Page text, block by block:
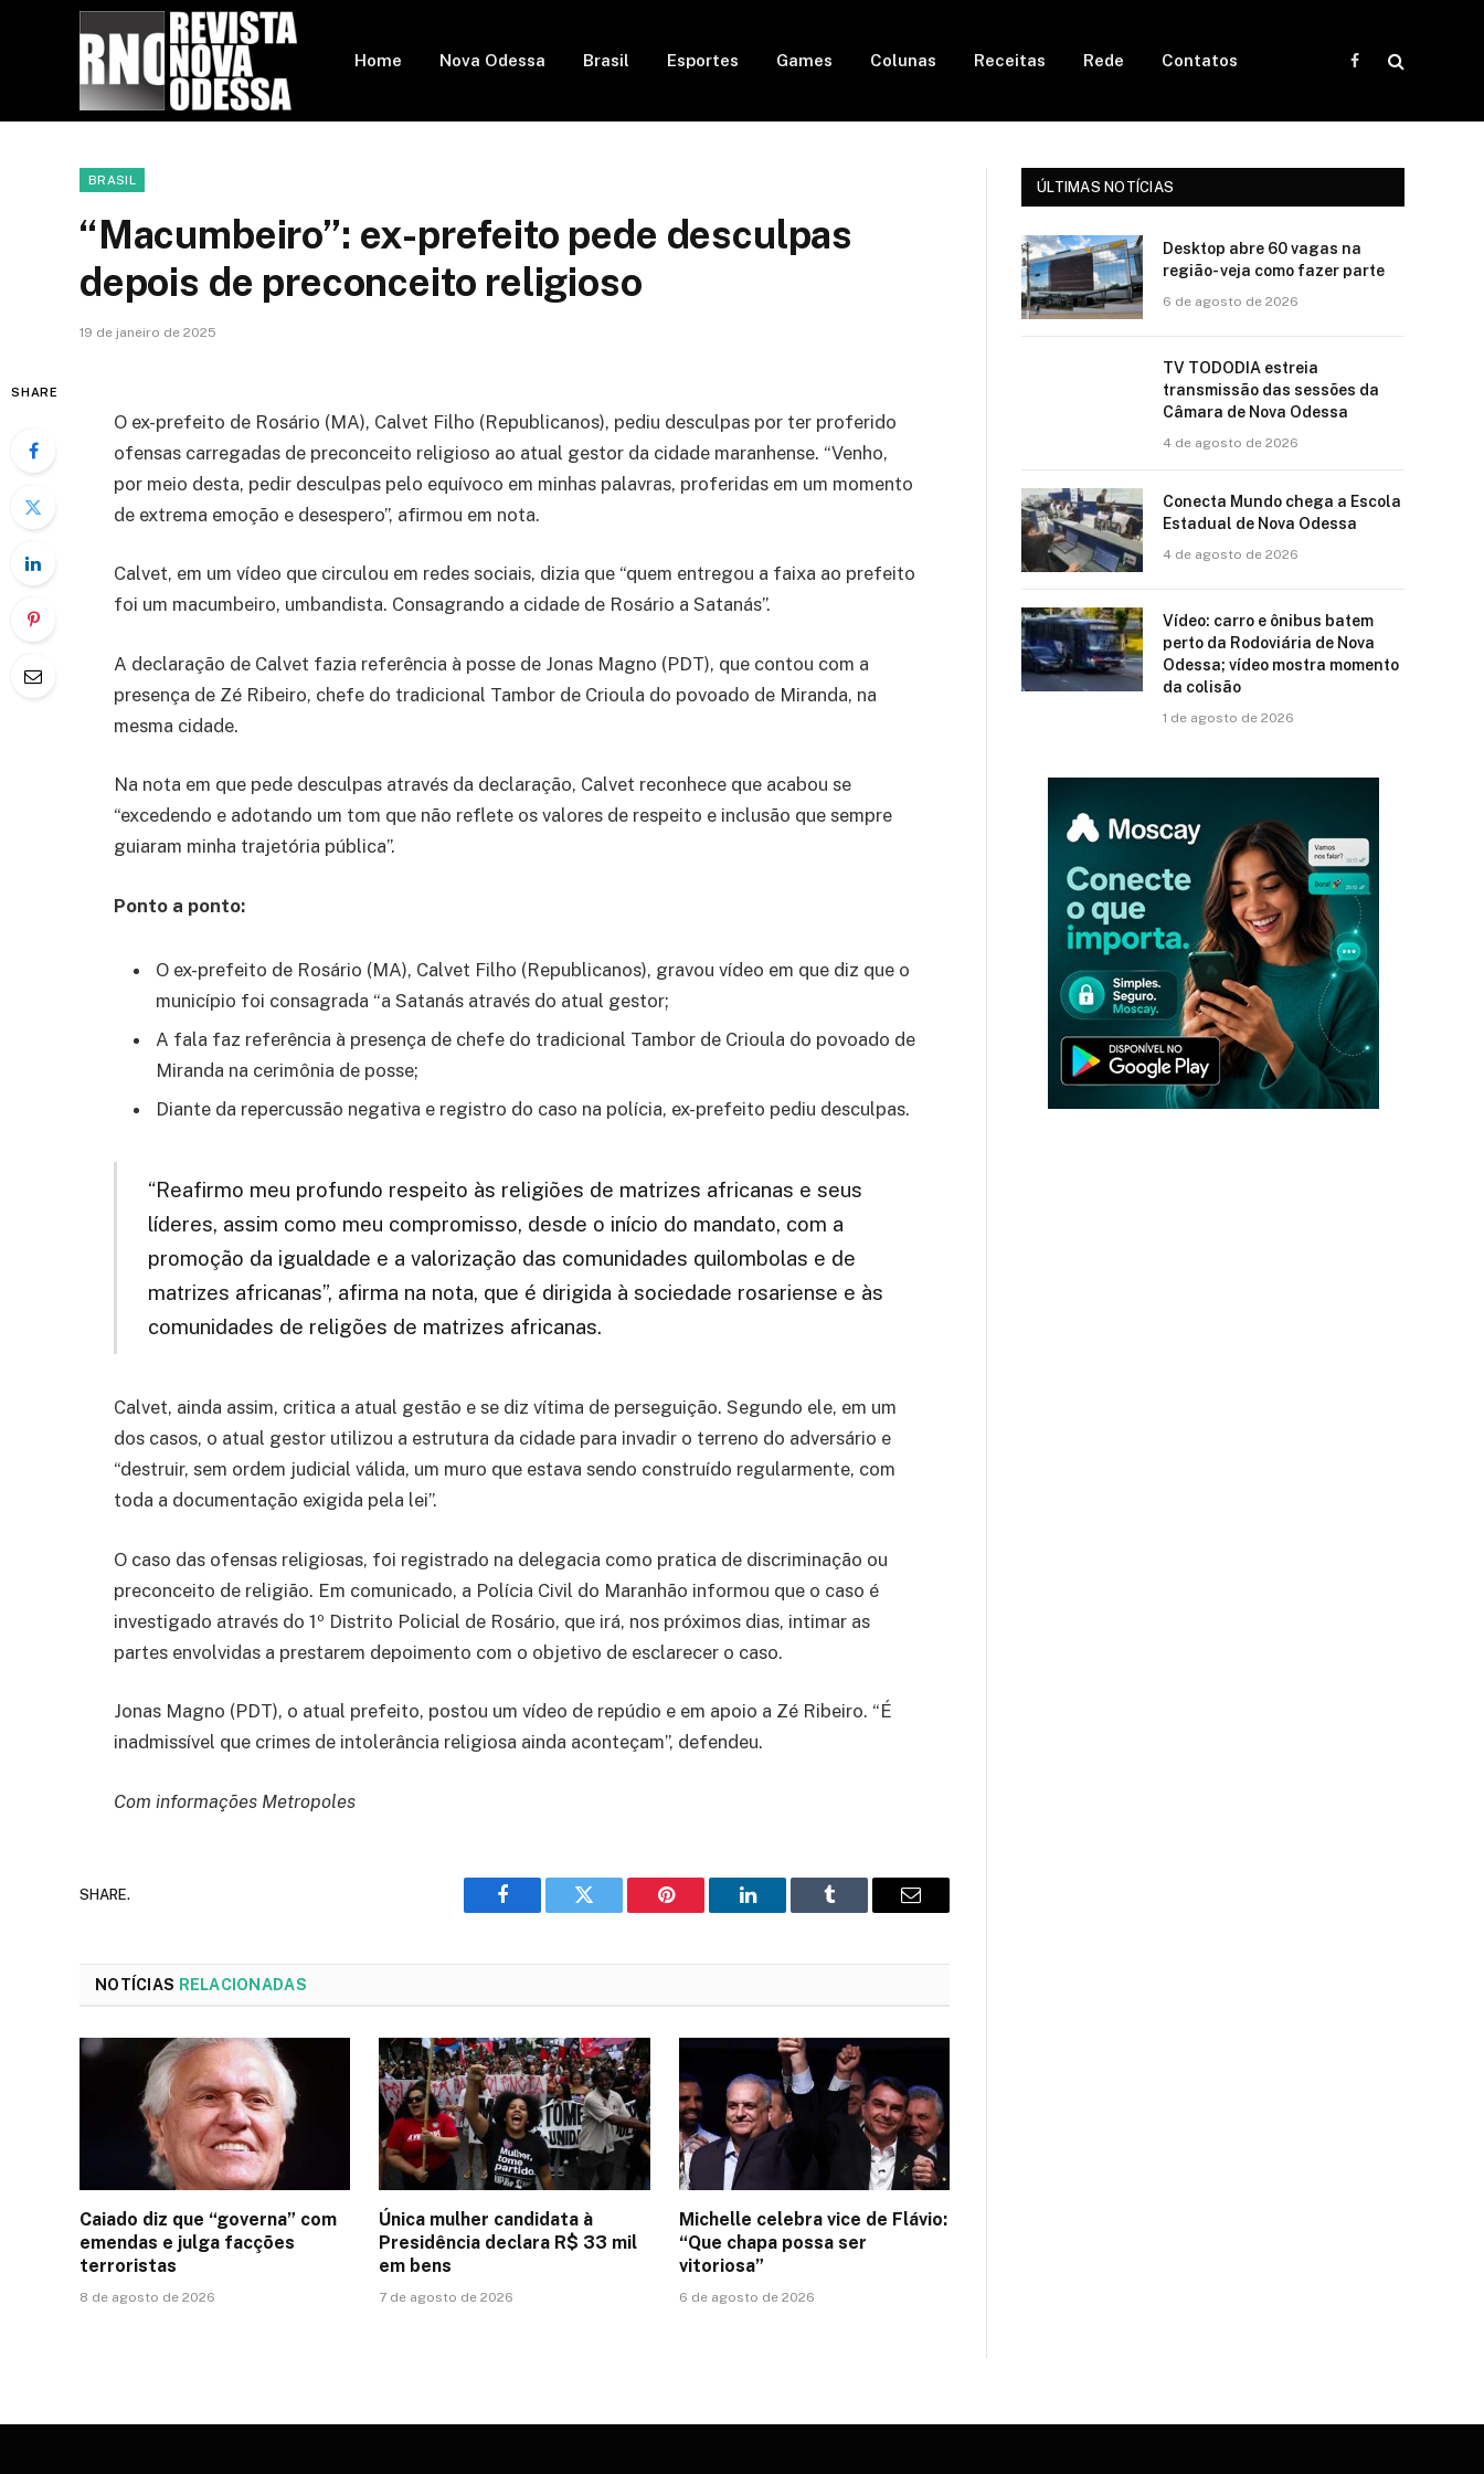
Home Nova Odessa Brasil Esportes Games Colunas Receitas Rede Contatos
Facebook
BRASIL
“Macumbeiro”: ex-prefeito pede desculpas
depois de preconceito religioso
19 de janeiro de 2025
SHARE
O ex-prefeito de Rosário (MA), Calvet Filho (Republicanos), pediu desculpas por ter proferido
ofensas carregadas de preconceito religioso ao atual gestor da cidade maranhense. “Venho,
por meio desta, pedir desculpas pelo equívoco em minhas palavras, proferidas em um momento
de extrema emoção e desespero”, afirmou em nota.
Calvet, em um vídeo que circulou em redes sociais, dizia que “quem entregou a faixa ao prefeito
foi um macumbeiro, umbandista. Consagrando a cidade de Rosário a Satanás”.
A declaração de Calvet fazia referência à posse de Jonas Magno (PDT), que contou com a
presença de Zé Ribeiro, chefe do tradicional Tambor de Crioula do povoado de Miranda, na
mesma cidade.
Na nota em que pede desculpas através da declaração, Calvet reconhece que acabou se
“excedendo e adotando um tom que não reflete os valores de respeito e inclusão que sempre
guiaram minha trajetória pública”.
Ponto a ponto:
O ex-prefeito de Rosário (MA), Calvet Filho (Republicanos), gravou vídeo em que diz que o
município foi consagrada “a Satanás através do atual gestor;
A fala faz referência à presença de chefe do tradicional Tambor de Crioula do povoado de
Miranda na cerimônia de posse;
Diante da repercussão negativa e registro do caso na polícia, ex-prefeito pediu desculpas.
“Reafirmo meu profundo respeito às religiões de matrizes africanas e seus
líderes, assim como meu compromisso, desde o início do mandato, com a
promoção da igualdade e a valorização das comunidades quilombolas e de
matrizes africanas”, afirma na nota, que é dirigida à sociedade rosariense e às
comunidades de religões de matrizes africanas.
Calvet, ainda assim, critica a atual gestão e se diz vítima de perseguição. Segundo ele, em um
dos casos, o atual gestor utilizou a estrutura da cidade para invadir o terreno do adversário e
“destruir, sem ordem judicial válida, um muro que estava sendo construído regularmente, com
toda a documentação exigida pela lei”.
O caso das ofensas religiosas, foi registrado na delegacia como pratica de discriminação ou
preconceito de religião. Em comunicado, a Polícia Civil do Maranhão informou que o caso é
investigado através do 1º Distrito Policial de Rosário, que irá, nos próximos dias, intimar as
partes envolvidas a prestarem depoimento com o objetivo de esclarecer o caso.
Jonas Magno (PDT), o atual prefeito, postou um vídeo de repúdio e em apoio a Zé Ribeiro. “É
inadmissível que crimes de intolerância religiosa ainda aconteçam”, defendeu.
Com informações Metropoles
SHARE.
Facebook Twitter Pinterest LinkedIn Tumblr Email
NOTÍCIAS RELACIONADAS
Caiado diz que “governa” com
emendas e julga facções
terroristas
8 de agosto de 2026
Única mulher candidata à
Presidência declara R$ 33 mil
em bens
7 de agosto de 2026
Michelle celebra vice de Flávio:
“Que chapa possa ser
vitoriosa”
6 de agosto de 2026
ÚLTIMAS NOTÍCIAS
Desktop abre 60 vagas na
região- veja como fazer parte
6 de agosto de 2026
TV TODODIA estreia
transmissão das sessões da
Câmara de Nova Odessa
4 de agosto de 2026
Conecta Mundo chega a Escola
Estadual de Nova Odessa
4 de agosto de 2026
Vídeo: carro e ônibus batem
perto da Rodoviária de Nova
Odessa; vídeo mostra momento
da colisão
1 de agosto de 2026